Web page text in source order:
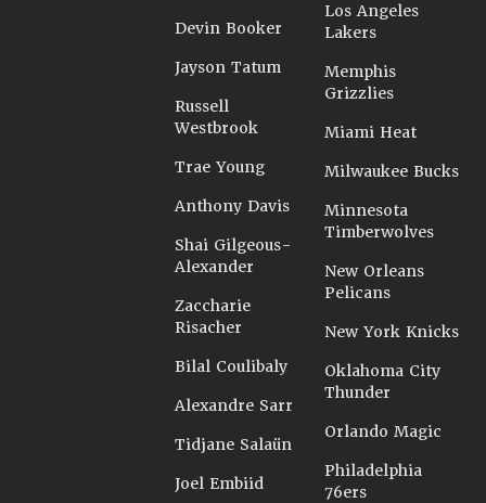
Devin Booker
Jayson Tatum
Russell
Westbrook
Trae Young
Anthony Davis
Shai Gilgeous-
Alexander
Zaccharie
Risacher
Bilal Coulibaly
Alexandre Sarr
Tidjane Salaün
Joel Embiid
Los Angeles
Lakers
Memphis
Grizzlies
Miami Heat
Milwaukee Bucks
Minnesota
Timberwolves
New Orleans
Pelicans
New York Knicks
Oklahoma City
Thunder
Orlando Magic
Philadelphia
76ers